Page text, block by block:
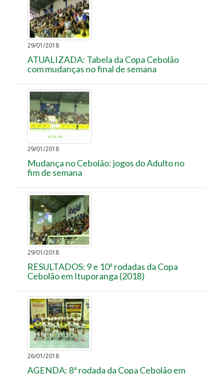
29/01/2018
ATUALIZADA: Tabela da Copa Cebolão
com mudanças no final de semana
29/01/2018
Mudança no Cebolão: jogos do Adulto no
fim de semana
29/01/2018
RESULTADOS: 9 e 10ª rodadas da Copa
Cebolão em Ituporanga (2018)
26/01/2018
AGENDA: 8ª rodada da Copa Cebolão em